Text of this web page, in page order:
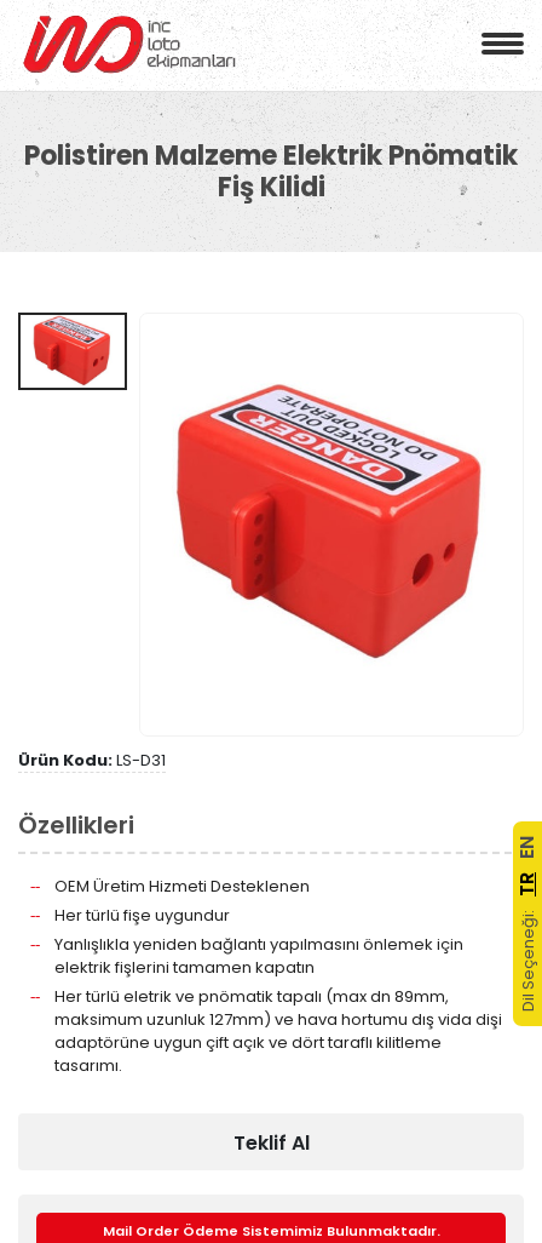
Polistiren Malzeme Elektrik Pnömatik
Fiş Kilidi
Ürün Kodu:LS-D31
Özellikleri
OEM Üretim Hizmeti Desteklenen
Her türlü fişe uygundur
Yanlışlıkla yeniden bağlantı yapılmasını önlemek için
elektrik fişlerini tamamen kapatın
Her türlü eletrik ve pnömatik tapalı (max dn 89mm,
maksimum uzunluk 127mm) ve hava hortumu dış vida dişi
adaptörüne uygun çift açık ve dört taraflı kilitleme
tasarımı.
Teklif Al
Mail Order Ödeme Sistemimiz Bulunmaktadır.
Dil Seçeneği:
TR
EN